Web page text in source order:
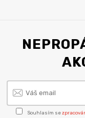
Souhlasím se